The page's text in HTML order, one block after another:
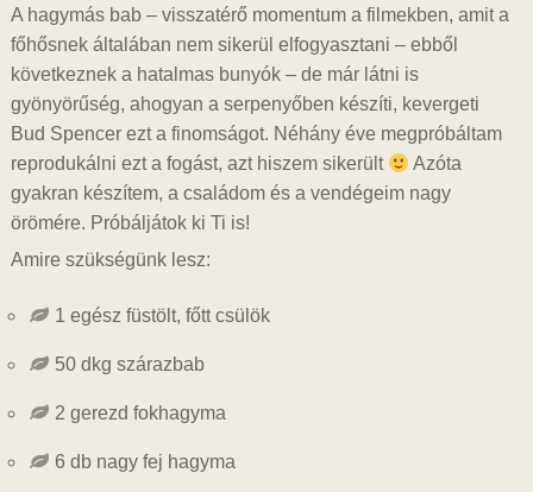
A hagymás bab – visszatérő momentum a filmekben, amit a
főhősnek általában nem sikerül elfogyasztani – ebből
következnek a hatalmas bunyók – de már látni is
gyönyörűség, ahogyan a serpenyőben készíti, kevergeti
Bud Spencer ezt a finomságot. Néhány éve megpróbáltam
reprodukálni ezt a fogást, azt hiszem sikerült
Azóta
gyakran készítem, a családom és a vendégeim nagy
örömére. Próbáljátok ki Ti is!
Amire szükségünk lesz:
1 egész füstölt, főtt csülök
50 dkg szárazbab
2 gerezd fokhagyma
6 db nagy fej hagyma